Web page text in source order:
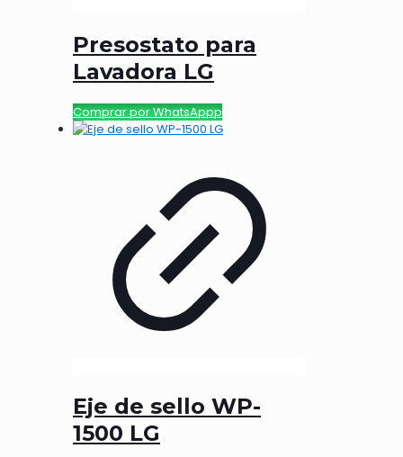
Presostato para
Lavadora LG
Comprar por WhatsAppp
Eje de sello WP-
1500 LG